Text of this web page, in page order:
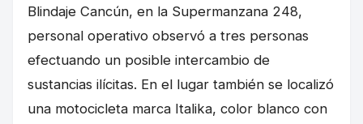
Blindaje Cancún, en la Supermanzana 248,
personal operativo observó a tres personas
efectuando un posible intercambio de
sustancias ilícitas. En el lugar también se localizó
una motocicleta marca Italika, color blanco con